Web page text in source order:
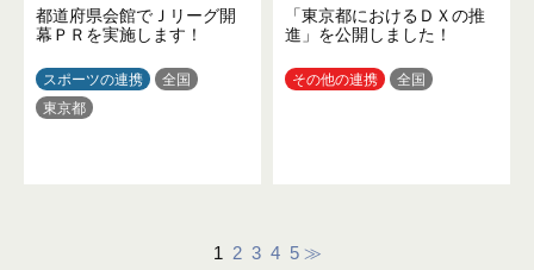
都道府県会館でＪリーグ開
幕ＰＲを実施します！
スポーツの連携
全国
東京都
「東京都におけるＤＸの推
進」を公開しました！
その他の連携 全国
1 2 3 4 5 ≫